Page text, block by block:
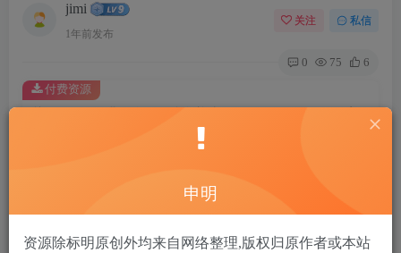
jimi
1年前发布
关注 私信
0 75 6
此内容为付费资源，请付费后查看
立即购买
付费资源
申明
资源除标明原创外均来自网络整理,版权归原作者或本站